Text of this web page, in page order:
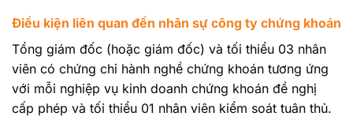
Điều kiện liên quan đến nhân sự công ty chứng khoán
Tổng giám đốc (hoặc giám đốc) và tối thiểu 03 nhân
viên có chứng chỉ hành nghề chứng khoán tương ứng
với mỗi nghiệp vụ kinh doanh chứng khoán đề nghị
cấp phép và tối thiểu 01 nhân viên kiểm soát tuân thủ.